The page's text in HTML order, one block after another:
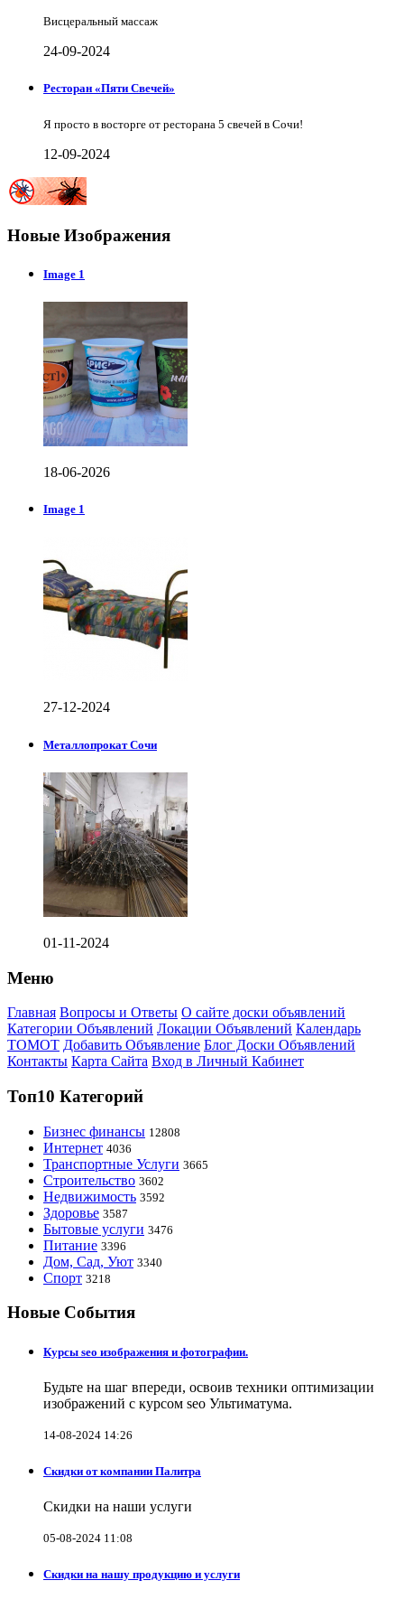
Висцеральный массаж
24-09-2024
Ресторан «Пяти Свечей»
Я просто в восторге от ресторана 5 свечей в Сочи!
12-09-2024
Новые Изображения
Image 1
18-06-2026
Image 1
27-12-2024
Металлопрокат Сочи
01-11-2024
Меню
Главная Вопросы и Ответы О сайте доски объявлений
Категории Объявлений Локации Объявлений Календарь
ТОМОТ Добавить Объявление Блог Доски Объявлений
Контакты Карта Сайта Вход в Личный Кабинет
Топ10 Категорий
Бизнес финансы 12808
Интернет 4036
Транспортные Услуги 3665
Строительство 3602
Недвижимость 3592
Здоровье 3587
Бытовые услуги 3476
Питание 3396
Дом, Сад, Уют 3340
Спорт 3218
Новые События
Курсы seo изображения и фотографии.
Будьте на шаг впереди, освоив техники оптимизации
изображений с курсом seo Ультиматума.
14-08-2024 14:26
Скидки от компании Палитра
Скидки на наши услуги
05-08-2024 11:08
Скидки на нашу продукцию и услуги